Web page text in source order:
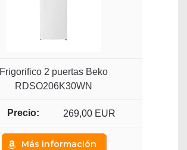
Frigorifico 2 puertas Beko
RDSO206K30WN
269,00 EUR
Más información